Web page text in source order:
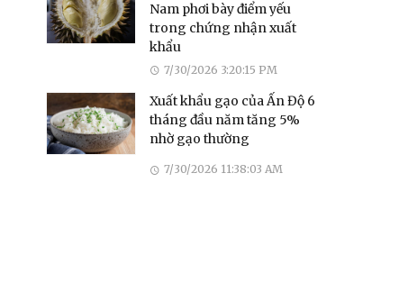
Nam phơi bày điểm yếu
trong chứng nhận xuất
khẩu
7/30/2026 3:20:15 PM
Xuất khẩu gạo của Ấn Độ 6
tháng đầu năm tăng 5%
nhờ gạo thường
7/30/2026 11:38:03 AM